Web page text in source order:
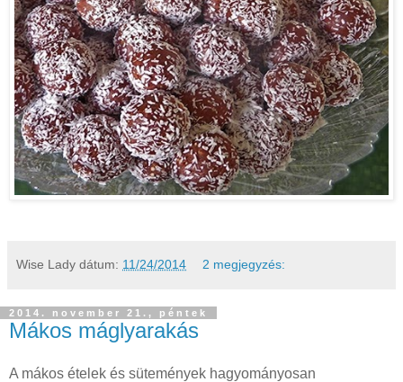
Wise Lady dátum: 11/24/2014 2 megjegyzés:
2014. november 21., péntek
Mákos máglyarakás
A mákos ételek és sütemények hagyományosan